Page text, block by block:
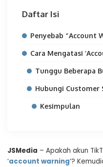
Daftar Isi
Penyebab “Account
Cara Mengatasi
Tunggu Beberapa
Hubungi Customer
Kesimpulan
JSMedia – Apakah akun
‘account warning‘?